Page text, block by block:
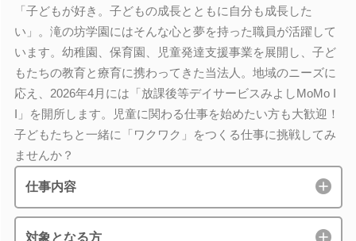
「子どもが好き。子どもの成長とともに自分も成長した
い」。滝の坊学園にはそんな心と夢を持った職員が活躍して
います。幼稚園、保育園、児童発達支援事業を展開し、子ど
もたちの教育と療育に携わってきた当法人。地域のニーズに
応え、2026年4月には「放課後等デイサービスみよしMoMo I
I」を開所します。児童に関わる仕事を始めたい方も大歓迎！
子どもたちと一緒に「ワクワク」をつくる仕事に挑戦してみ
ませんか？
仕事内容
対象となる方